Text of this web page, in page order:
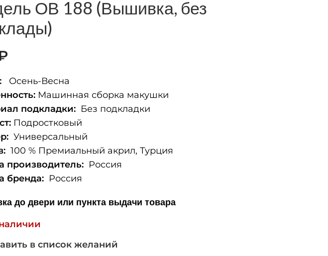
ОВ 188 (Вышивка, без
Осень-Весна
Машинная сборка макушки
подкладки:Без подкладки
Подростковый
Универсальный
100 % Премиальный акрил, Турция
производитель:Россия
бренда:Россия
до двери или пункта выдачи товара
в список желаний